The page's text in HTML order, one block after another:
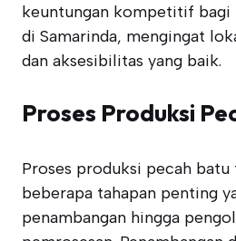
keuntungan kompetitif
di Samarinda, mengingat
dan aksesibilitas yang baik.
Proses Produksi
Proses produksi pecah
beberapa tahapan penting
penambangan hingga